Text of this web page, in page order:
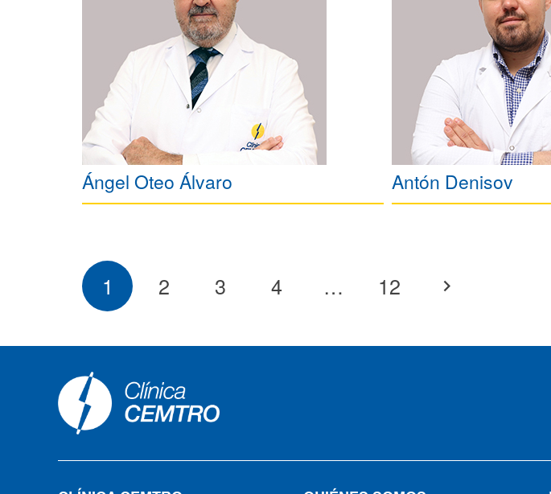
Ángel Oteo Álvaro Antón Denisov
1 2 3 4 … 12